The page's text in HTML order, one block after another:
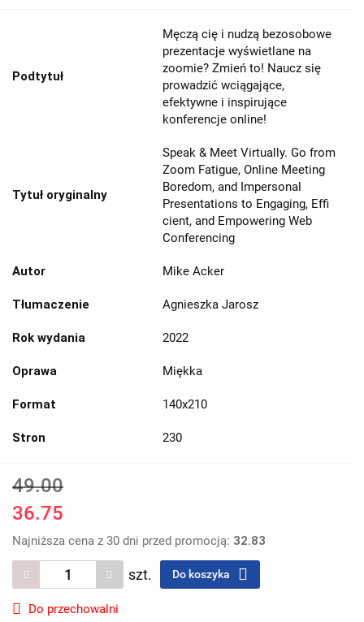
Podtytuł
Męczą cię i nudzą bezosobowe
prezentacje wyświetlane na
zoomie? Zmień to! Naucz się
prowadzić wciągające,
efektywne i inspirujące
konferencje online!
Tytuł oryginalny
Speak & Meet Virtually. Go from
Zoom Fatigue, Online Meeting
Boredom, and Impersonal
Presentations to Engaging, Effi
cient, and Empowering Web
Conferencing
Autor Mike Acker
Tłumaczenie Agnieszka Jarosz
Rok wydania 2022
Oprawa Miękka
Format 140x210
Stron 230
49.00
36.75
Najniższa cena z 30 dni przed promocją: 32.83
szt. Do koszyka
Do przechowalni